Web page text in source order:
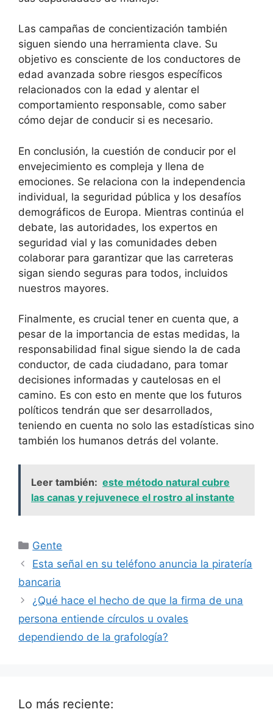
Las campañas de concientización también
siguen siendo una herramienta clave. Su
objetivo es consciente de los conductores de
edad avanzada sobre riesgos específicos
relacionados con la edad y alentar el
comportamiento responsable, como saber
cómo dejar de conducir si es necesario.
En conclusión, la cuestión de conducir por el
envejecimiento es compleja y llena de
emociones. Se relaciona con la independencia
individual, la seguridad pública y los desafíos
demográficos de Europa. Mientras continúa el
debate, las autoridades, los expertos en
seguridad vial y las comunidades deben
colaborar para garantizar que las carreteras
sigan siendo seguras para todos, incluidos
nuestros mayores.
Finalmente, es crucial tener en cuenta que, a
pesar de la importancia de estas medidas, la
responsabilidad final sigue siendo la de cada
conductor, de cada ciudadano, para tomar
decisiones informadas y cautelosas en el
camino. Es con esto en mente que los futuros
políticos tendrán que ser desarrollados,
teniendo en cuenta no solo las estadísticas sino
también los humanos detrás del volante.
Leer también: este método natural cubre
las canas y rejuvenece el rostro al instante
Categorías
Gente
Esta señal en su teléfono anuncia la piratería
bancaria
¿Qué hace el hecho de que la firma de una
persona entiende círculos u ovales
dependiendo de la grafología?
Lo más reciente: